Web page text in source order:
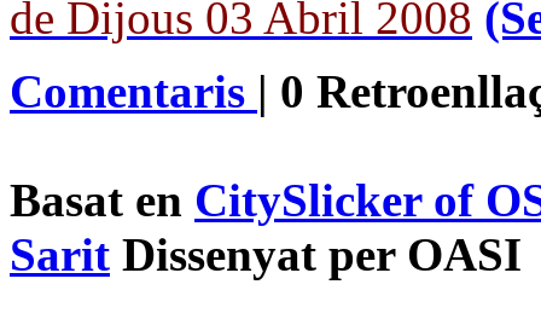
de Dijous 03 Abril 2008
Comentaris | 0
Basat en CitySlicker of
Sarit Dissenyat per OASI